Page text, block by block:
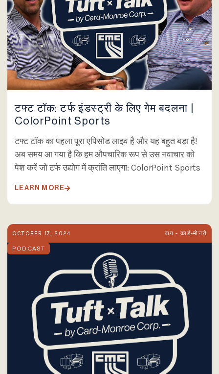
टफ्ट टॉक: टर्फ इंडस्ट्री के लिए गेम बदलना |
ColorPoint Sports
टफ्ट टॉक का पहला पूरा एपिसोड लाइव है और यह बहुत बड़ा है!
अब समय आ गया है कि हम औपचारिक रूप से उस नवाचार को
पेश करें जो टर्फ उद्योग में क्रांति लाएगा: ColorPoint Sports
LEARN MORE
OCTOBER 17, 2024 बाय - कार्ड-मोनरो
PODCAST